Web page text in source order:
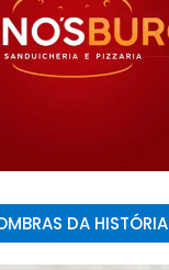
DA HISTÓRIA